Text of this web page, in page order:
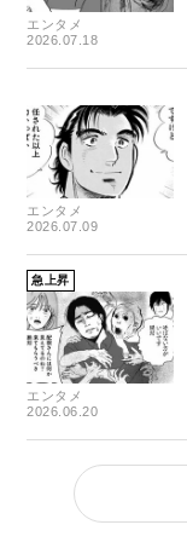
エンタメ
2026.07.18
エンタメ
2026.07.09
急上昇
エンタメ
2026.06.20